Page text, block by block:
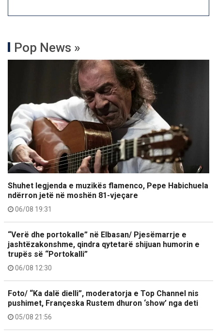
Pop News »
Shuhet legjenda e muzikës flamenco, Pepe Habichuela
ndërron jetë në moshën 81-vjeçare
06/08 19:31
“Verë dhe portokalle” në Elbasan/ Pjesëmarrje e
jashtëzakonshme, qindra qytetarë shijuan humorin e
trupës së “Portokalli”
06/08 12:30
Foto/ “Ka dalë dielli”, moderatorja e Top Channel nis
pushimet, Françeska Rustem dhuron ‘show’ nga deti
05/08 21:56